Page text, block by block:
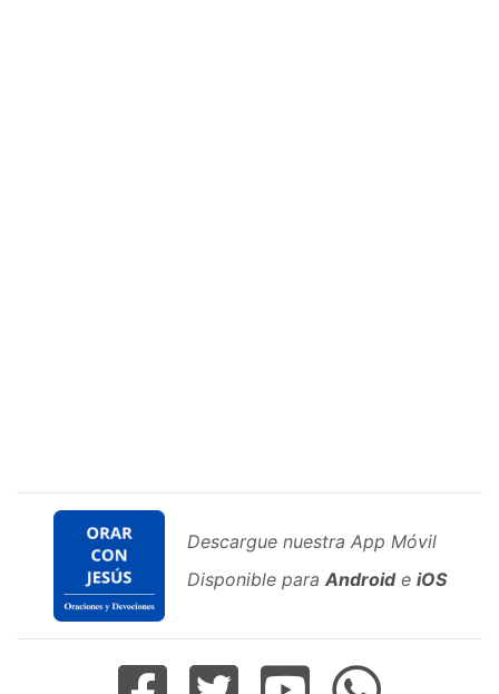
Descargue nuestra App Móvil
Disponible para Androide iOS